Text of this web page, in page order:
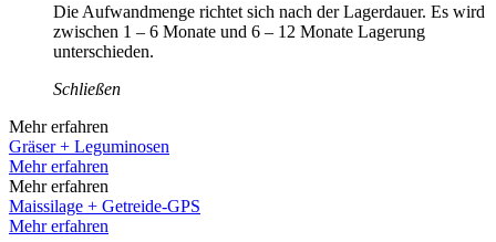
Die Aufwandmenge richtet sich nach der Lagerdauer. Es wird
zwischen 1 – 6 Monate und 6 – 12 Monate Lagerung
unterschieden.
Schließen
Mehr erfahren
Gräser + Leguminosen
Mehr erfahren
Mehr erfahren
Maissilage + Getreide-GPS
Mehr erfahren